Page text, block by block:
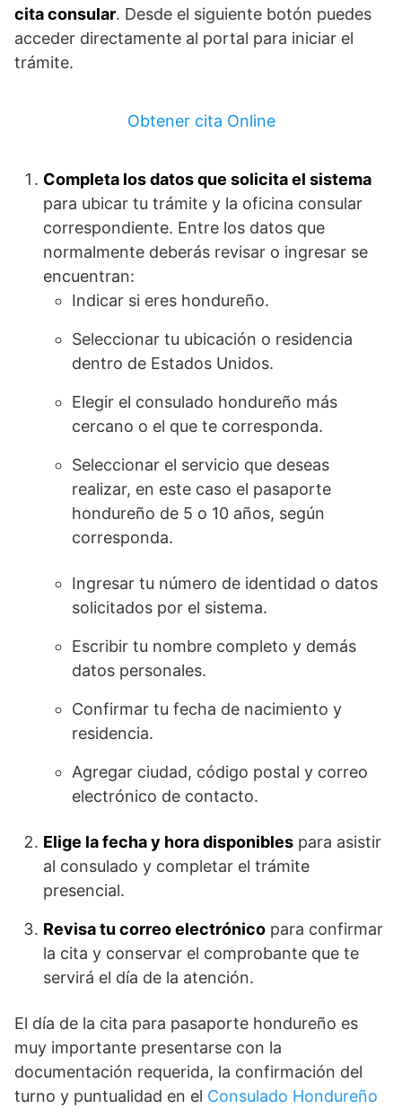
cita consular. Desde el siguiente botón puedes
acceder directamente al portal para iniciar el
trámite.
Obtener cita Online
Completa los datos que solicita el sistema
para ubicar tu trámite y la oficina consular
correspondiente. Entre los datos que
normalmente deberás revisar o ingresar se
encuentran:
Indicar si eres hondureño.
Seleccionar tu ubicación o residencia
dentro de Estados Unidos.
Elegir el consulado hondureño más
cercano o el que te corresponda.
Seleccionar el servicio que deseas
realizar, en este caso el pasaporte
hondureño de 5 o 10 años, según
corresponda.
Ingresar tu número de identidad o datos
solicitados por el sistema.
Escribir tu nombre completo y demás
datos personales.
Confirmar tu fecha de nacimiento y
residencia.
Agregar ciudad, código postal y correo
electrónico de contacto.
Elige la fecha y hora disponibles para asistir
al consulado y completar el trámite
presencial.
Revisa tu correo electrónico para confirmar
la cita y conservar el comprobante que te
servirá el día de la atención.
El día de la cita para pasaporte hondureño es
muy importante presentarse con la
documentación requerida, la confirmación del
turno y puntualidad en el Consulado Hondureño